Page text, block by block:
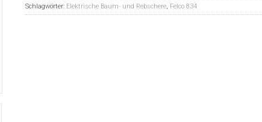
Schlagwörter: Elektrische Baum- und Rebschere, Felco 834